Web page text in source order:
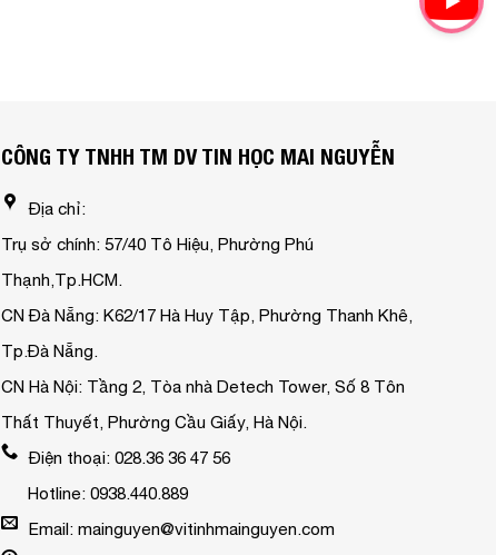
CÔNG TY TNHH TM DV TIN HỌC MAI NGUYỄN
Địa chỉ:
Trụ sở chính: 57/40 Tô Hiệu, Phường Phú
Thạnh,Tp.HCM.
CN Đà Nẵng: K62/17 Hà Huy Tập, Phường Thanh Khê,
Tp.Đà Nẵng.
CN Hà Nội: Tầng 2, Tòa nhà Detech Tower, Số 8 Tôn
Thất Thuyết, Phường Cầu Giấy, Hà Nội.
Điện thoại: 028.36 36 47 56
Hotline: 0938.440.889
Email: mainguyen@vitinhmainguyen.com